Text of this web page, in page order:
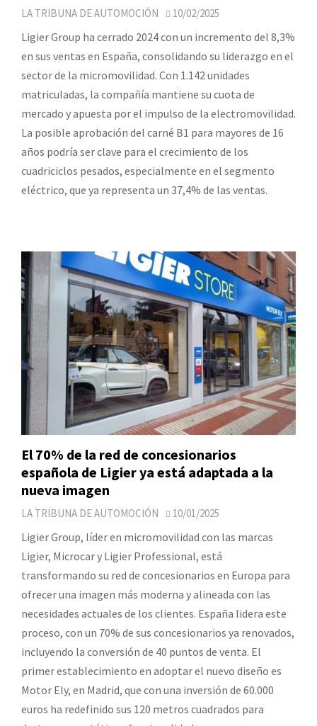
LA TRIBUNA DE AUTOMOCIÓN 10/02/2025
Ligier Group ha cerrado 2024 con un incremento del 8,3%
en sus ventas en España, consolidando su liderazgo en el
sector de la micromovilidad. Con 1.142 unidades
matriculadas, la compañía mantiene su cuota de
mercado y apuesta por el impulso de la electromovilidad.
La posible aprobación del carné B1 para mayores de 16
años podría ser clave para el crecimiento de los
cuadriciclos pesados, especialmente en el segmento
eléctrico, que ya representa un 37,4% de las ventas.
El 70% de la red de concesionarios
española de Ligier ya está adaptada a la
nueva imagen
LA TRIBUNA DE AUTOMOCIÓN 10/01/2025
Ligier Group, líder en micromovilidad con las marcas
Ligier, Microcar y Ligier Professional, está
transformando su red de concesionarios en Europa para
ofrecer una imagen más moderna y alineada con las
necesidades actuales de los clientes. España lidera este
proceso, con un 70% de sus concesionarios ya renovados,
incluyendo la conversión de 40 puntos de venta. El
primer establecimiento en adoptar el nuevo diseño es
Motor Ely, en Madrid, que con una inversión de 60.000
euros ha redefinido sus 120 metros cuadrados para